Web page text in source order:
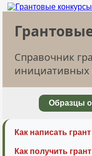
Справочник
инициативных
Образцы
Как написать
Как получить